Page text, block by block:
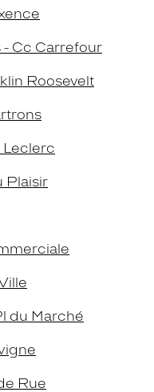
- Cc Carrefour
Roosevelt
Leclerc
Plaisir
du Marché
Rue